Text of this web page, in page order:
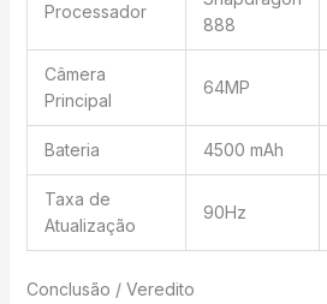
Processador
888
Câmera
Principal
64MP
Bateria 4500 mAh
Taxa de
Atualização
90Hz
Conclusão / Veredito